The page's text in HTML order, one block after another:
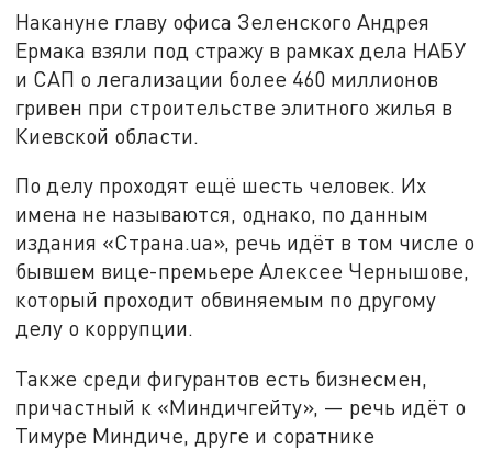
Накануне главу офиса Зеленского Андрея
Ермака взяли под стражу в рамках дела НАБУ
и САП о легализации более 460 миллионов
гривен при строительстве элитного жилья в
Киевской области.
По делу проходят ещё шесть человек. Их
имена не называются, однако, по данным
издания «Страна.ua», речь идёт в том числе о
бывшем вице-премьере Алексее Чернышове,
который проходит обвиняемым по другому
делу о коррупции.
Также среди фигурантов есть бизнесмен,
причастный к «Миндичгейту», — речь идёт о
Тимуре Миндиче, друге и соратнике